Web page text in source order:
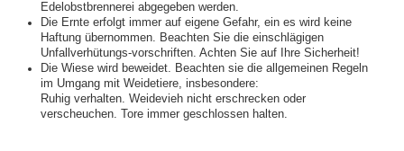
Edelobstbrennerei abgegeben werden.
Die Ernte erfolgt immer auf eigene Gefahr, ein es wird keine
Haftung übernommen. Beachten Sie die einschlägigen
Unfallverhütungs-vorschriften. Achten Sie auf Ihre Sicherheit!
Die Wiese wird beweidet. Beachten sie die allgemeinen Regeln
im Umgang mit Weidetiere, insbesondere:
Ruhig verhalten. Weidevieh nicht erschrecken oder
verscheuchen. Tore immer geschlossen halten.